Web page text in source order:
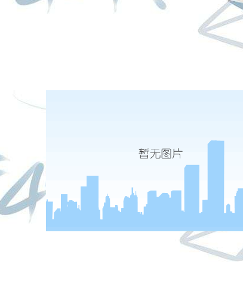
色社会主义的磅礴力量。
懂“不忘初心、牢记使命”主题教育工作会议
章和数据仅供参考，使用前务请核实，风险自负。
大厦31层
夜盘下单电话：